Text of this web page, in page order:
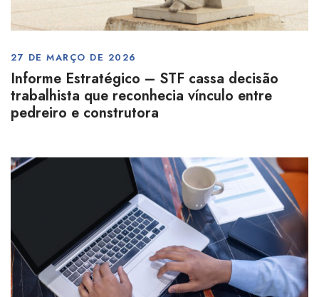
27 DE MARÇO DE 2026
Informe Estratégico – STF cassa decisão
trabalhista que reconhecia vínculo entre
pedreiro e construtora